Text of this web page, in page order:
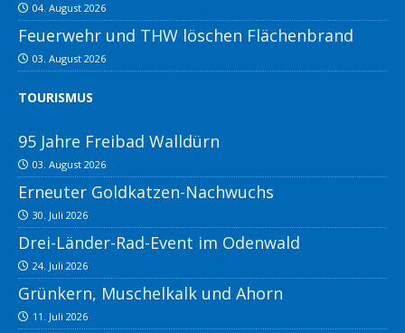
04. August 2026
Feuerwehr und THW löschen Flächenbrand
03. August 2026
TOURISMUS
95 Jahre Freibad Walldürn
03. August 2026
Erneuter Goldkatzen-Nachwuchs
30. Juli 2026
Drei-Länder-Rad-Event im Odenwald
24. Juli 2026
Grünkern, Muschelkalk und Ahorn
11. Juli 2026